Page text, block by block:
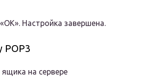
Настройка завершена.
POP3
на сервере